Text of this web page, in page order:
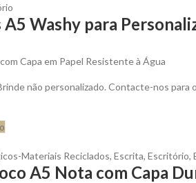
Washy para
Capa em Papel Resistente à Água
não personalizado. Contacte-nos
Materiais Reciclados, Escrita, Escritório,
A5 Nota com Capa